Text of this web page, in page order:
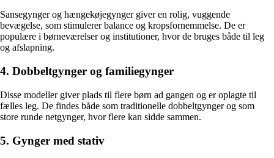
Sansegynger og hængekøjegynger giver en rolig, vuggende
bevægelse, som stimulerer balance og kropsfornemmelse. De er
populære i børneværelser og institutioner, hvor de bruges både til leg
og afslapning.
4. Dobbeltgynger og familiegynger
Disse modeller giver plads til flere børn ad gangen og er oplagte til
fælles leg. De findes både som traditionelle dobbeltgynger og som
store runde netgynger, hvor flere kan sidde sammen.
5. Gynger med stativ